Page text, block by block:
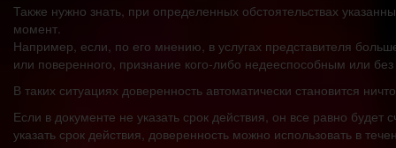
Также нужно знать, при определенных обстоятельствах
момент.
Например, если, по его мнению, в услугах представителя
или поверенного, признание кого-либо недееспособным или
В таких ситуациях доверенность автоматически становится
Если в документе не указать срок действия, он все равно
указать срок действия, доверенность можно использовать в